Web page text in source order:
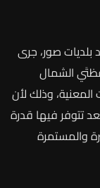
بلديات صور، جرى
الشمال
وذلك لأن
تتوفر فيها قدرة
والمستمرة